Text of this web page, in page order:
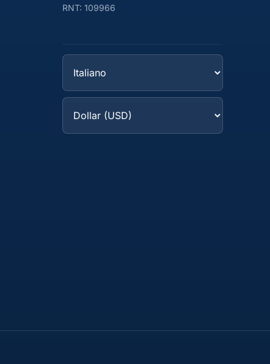
RNT: 109966